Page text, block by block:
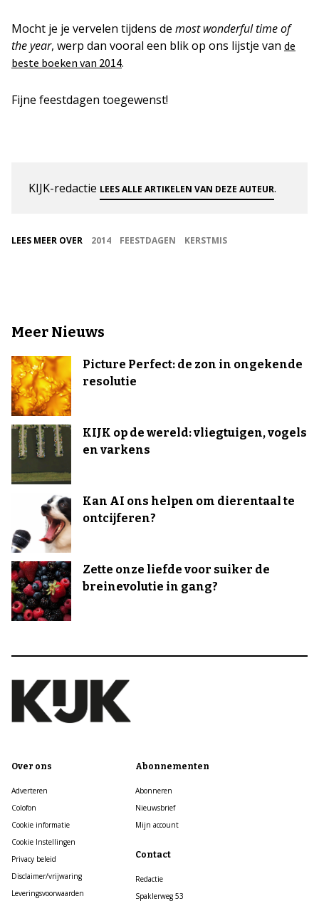
Mocht je je vervelen tijdens de most wonderful time of
the year, werp dan vooral een blik op ons lijstje van de
beste boeken van 2014.
Fijne feestdagen toegewenst!
KIJK-redactie LEES ALLE ARTIKELEN VAN DEZE AUTEUR.
LEES MEER OVER 2014 FEESTDAGEN KERSTMIS
Meer Nieuws
Picture Perfect: de zon in ongekende
resolutie
KIJK op de wereld: vliegtuigen, vogels
en varkens
Kan AI ons helpen om dierentaal te
ontcijferen?
Zette onze liefde voor suiker de
breinevolutie in gang?
Over ons
Adverteren
Colofon
Cookie informatie
Cookie Instellingen
Privacy beleid
Disclaimer/vrijwaring
Leveringsvoorwaarden
Abonnementen
Abonneren
Nieuwsbrief
Mijn account
Contact
Redactie
Spaklerweg 53